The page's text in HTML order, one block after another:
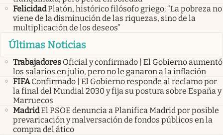
FelicidadPlatón, histórico filósofo griego: “La pobreza no
viene de la disminución de las riquezas, sino de la
multiplicación de los deseos”
Últimas Noticias
Trabajadores Oficial y confirmado | El Gobierno aumentó
los salarios en julio, pero no le ganaron a la inflación
FIFA Confirmado | El Gobierno responde al reclamo por
la final del Mundial 2030 y fija su postura sobre España y
Marruecos
MadridEl PSOE denuncia a Planifica Madrid por posible
prevaricación y malversación de fondos públicos en la
compra del ático